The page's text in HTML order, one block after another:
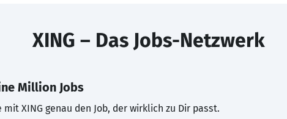
XING – Das Jobs-Netzwerk
Million Jobs
mit XING genau den Job, der wirklich zu Dir passt.